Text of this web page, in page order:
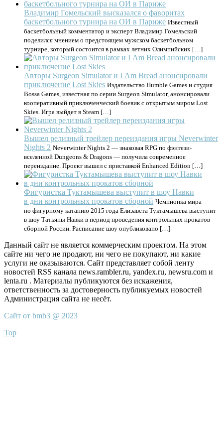
Владимир Гомельский высказался о фаворитах
баскетбольного турнира на ОИ в Париже Известный
баскетбольный комментатор и эксперт Владимир Гомельский
поделился мнением о предстоящем мужском баскетбольном
турнире, который состоится в рамках летних Олимпийских […]
Авторы Surgeon Simulator и I Am Bread анонсировали
приключение Lost Skies Издательство Humble Games и студия
Bossa Games, известная по серии Surgeon Simulator, анонсировали
кооперативный приключенческий боевик с открытым миром Lost
Skies. Игра выйдет в Steam […]
Вышел релизный трейлер переиздания игры Neverwinter
Nights 2 Neverwinter Nights 2 — знаковая RPG по фэнтези-
вселенной Dungeons & Dragons — получила современное
переиздание. Проект вышел с приставкой Enhanced Edition […]
Фигуристка Туктамышева выступит в шоу Навки
в дни контрольных прокатов сборной Чемпионка мира
по фигурному катанию 2015 года Елизавета Туктамышева выступит
в шоу Татьяны Навки в период проведения контрольных прокатов
сборной России. Расписание шоу опубликовано […]
Данный сайт не является коммерческим проектом. На этом
сайте ни чего не продают, ни чего не покупают, ни какие
услуги не оказываются. Сайт представляет собой ленту
новостей RSS канала news.rambler.ru, yandex.ru, newsru.com и
lenta.ru . Материалы публикуются без искажения,
ответственность за достоверность публикуемых новостей
Администрация сайта не несёт.
Сайт от bmb3 @ 2023
Top